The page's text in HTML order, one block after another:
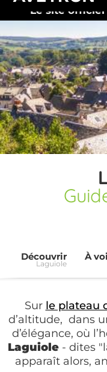
Le site
Découvrir
Laguiole
À
Sur le plateau
d’altitude, dans
d’élégance, où
Laguiole- dites
apparaît alors,